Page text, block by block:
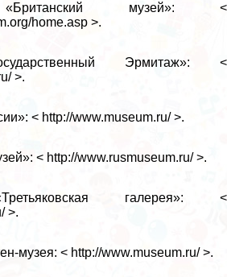
музей»: <
home.asp >.
Эрмитаж»: <
>.
< http://www.museum.ru/ >.
< http://www.rusmuseum.ru/ >.
галерея»: <
>.
музея: < http://www.museum.ru/ >.